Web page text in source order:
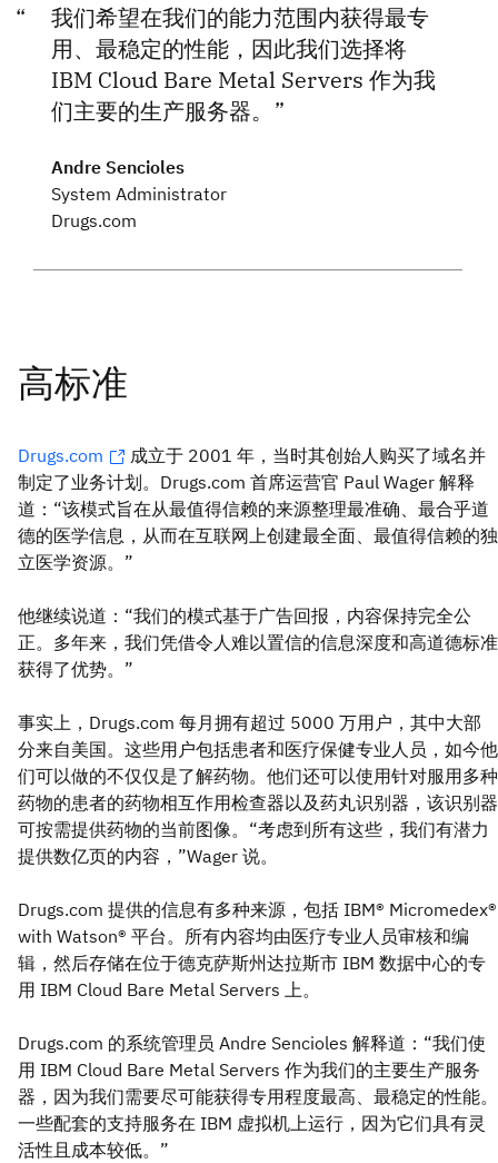
我们希望在我们的能力范围内获得最专
用、最稳定的性能，因此我们选择将
IBM Cloud Bare Metal Servers 作为我
们主要的生产服务器。
Andre Sencioles
System Administrator
Drugs.com
Drugs.com
成立于 2001 年，当时其创始人购买了域名并
制定了业务计划。Drugs.com 首席运营官 Paul Wager 解释
道：“该模式旨在从最值得信赖的来源整理最准确、最合乎道
德的医学信息，从而在互联网上创建最全面、最值得信赖的独
立医学资源。”
他继续说道：“我们的模式基于广告回报，内容保持完全公
正。多年来，我们凭借令人难以置信的信息深度和高道德标准
获得了优势。”
事实上，Drugs.com 每月拥有超过 5000 万用户，其中大部
分来自美国。这些用户包括患者和医疗保健专业人员，如今他
们可以做的不仅仅是了解药物。他们还可以使用针对服用多种
药物的患者的药物相互作用检查器以及药丸识别器，该识别器
可按需提供药物的当前图像。“考虑到所有这些，我们有潜力
提供数亿页的内容，”Wager 说。
Drugs.com 提供的信息有多种来源，包括 IBM® Micromedex®
with Watson® 平台。所有内容均由医疗专业人员审核和编
辑，然后存储在位于德克萨斯州达拉斯市 IBM 数据中心的专
用 IBM Cloud Bare Metal Servers 上。
Drugs.com 的系统管理员 Andre Sencioles 解释道：“我们使
用 IBM Cloud Bare Metal Servers 作为我们的主要生产服务
器，因为我们需要尽可能获得专用程度最高、最稳定的性能。
一些配套的支持服务在 IBM 虚拟机上运行，因为它们具有灵
活性且成本较低。”